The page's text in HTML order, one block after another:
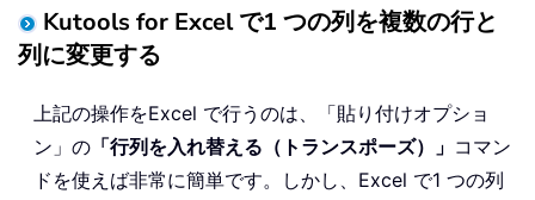
Kutools for Excel で1 つの列を複数の行と
列に変更する
上記の操作をExcel で行うのは、「貼り付けオプショ
ン」の 「行列を入れ替える（トランスポーズ）」 コマン
ドを使えば非常に簡単です。しかし、Excel で1 つの列